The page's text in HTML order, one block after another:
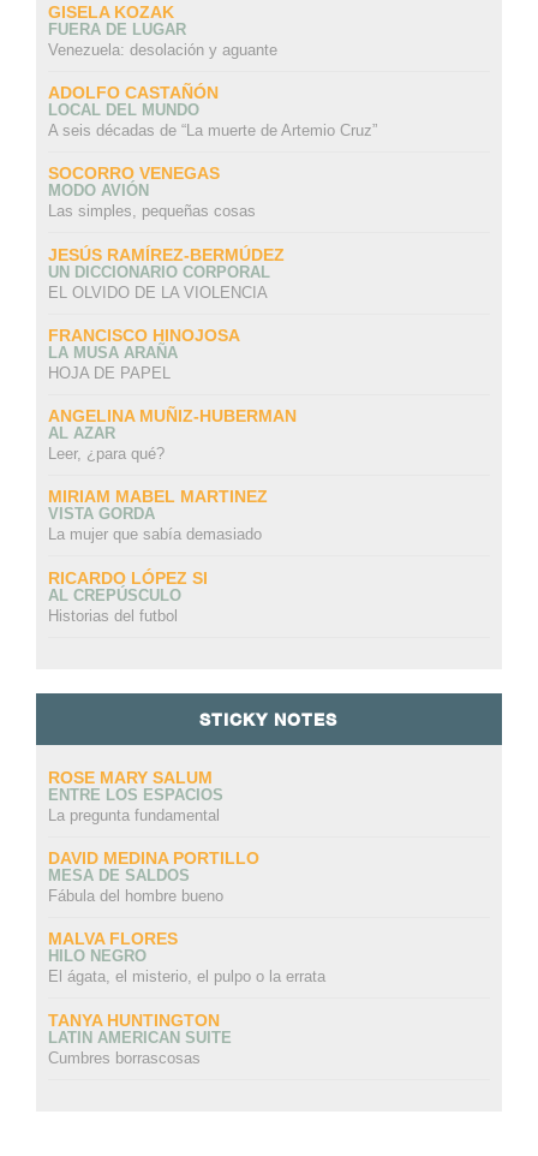
GISELA KOZAK
FUERA DE LUGAR
Venezuela: desolación y aguante
ADOLFO CASTAÑÓN
LOCAL DEL MUNDO
A seis décadas de “La muerte de Artemio Cruz”
SOCORRO VENEGAS
MODO AVIÓN
Las simples, pequeñas cosas
JESÚS RAMÍREZ-BERMÚDEZ
UN DICCIONARIO CORPORAL
EL OLVIDO DE LA VIOLENCIA
FRANCISCO HINOJOSA
LA MUSA ARAÑA
HOJA DE PAPEL
ANGELINA MUÑIZ-HUBERMAN
AL AZAR
Leer, ¿para qué?
MIRIAM MABEL MARTINEZ
VISTA GORDA
La mujer que sabía demasiado
RICARDO LÓPEZ SI
AL CREPÚSCULO
Historias del futbol
STICKY NOTES
ROSE MARY SALUM
ENTRE LOS ESPACIOS
La pregunta fundamental
DAVID MEDINA PORTILLO
MESA DE SALDOS
Fábula del hombre bueno
MALVA FLORES
HILO NEGRO
El ágata, el misterio, el pulpo o la errata
TANYA HUNTINGTON
LATIN AMERICAN SUITE
Cumbres borrascosas